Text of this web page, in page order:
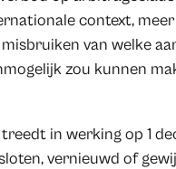
context,
van welke
zou kunnen
in werking op 1
vernieuwd of